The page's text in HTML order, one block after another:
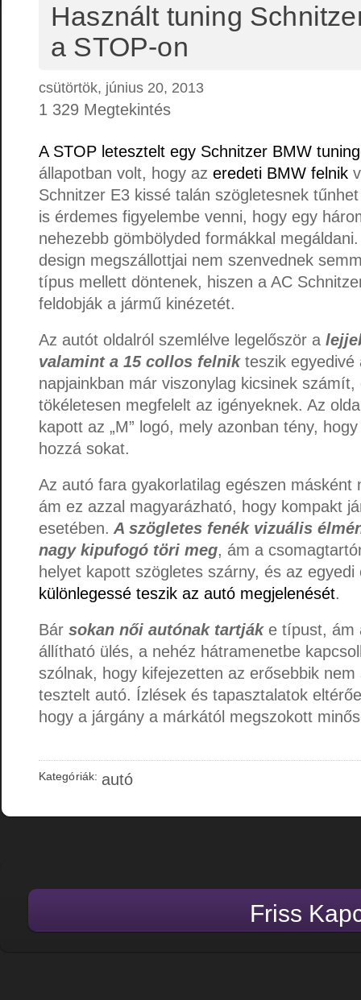
Használt tuning
a STOP-on
csütörtök, június 20, 2013
1 329 Megtekintés
A STOP letesztelt egy Schnitzer BMW
állapotban volt, hogy az eredeti BMW felnik
Schnitzer E3 kissé talán szögletesnek
is érdemes figyelembe venni, hogy egy
nehezebb gömbölyded formákkal
design megszállottjai nem szenvednek
típus mellett döntenek, hiszen a AC
feldobják a jármű kinézetét.
Az autót oldalról szemlélve legelőször a
valamint a 15 collos felnikteszik egyedivé
napjainkban már viszonylag kicsinek számít,
tökéletesen megfelelt az igényeknek. Az
kapott az „M” logó, mely azonban tény,
hozzá sokat.
Az autó fara gyakorlatilag egészen másként
ám ez azzal magyarázható, hogy kompakt
esetében. A szögletes fenék vizuális
nagy kipufogó töri meg, ám a
helyet kapott szögletes szárny, és az
különlegessé teszik az autó megjelenését.
Bár sokan női autónak tartják e típust, ám
állítható ülés, a nehéz hátramenetbe
szólnak, hogy kifejezetten az erősebbik
tesztelt autó. Ízlések és tapasztalatok
hogy a járgány a márkától megszokott
Kategóriák: autó
Friss